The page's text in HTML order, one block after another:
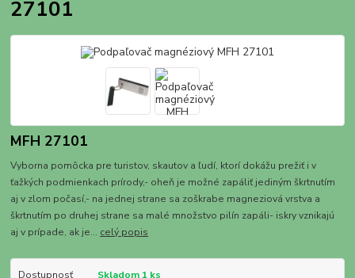
27101
MFH 27101
Vyborna pomôcka pre turistov, skautov a ľudí, ktorí dokážu prežiť i v
ťažkých podmienkach prírody,- oheň je možné zapáliť jediným škrtnutím
aj v zlom počasí,- na jednej strane sa zoškrabe magneziová vrstva a
škrtnutím po druhej strane sa malé množstvo pilín zapáli- iskry vznikajú
aj v prípade, ak je... celý popis
Dostupnosť
Skladom 1 ks